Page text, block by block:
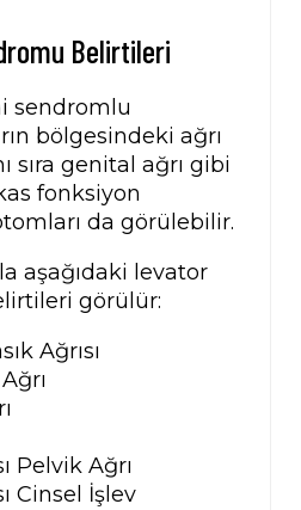
Belirtileri
sendromlu
bölgesindeki ağrı
sıra genital ağrı gibi
fonksiyon
da görülebilir.
aşağıdaki levator
görülür:
Ağrısı
Pelvik Ağrı
Cinsel İşlev